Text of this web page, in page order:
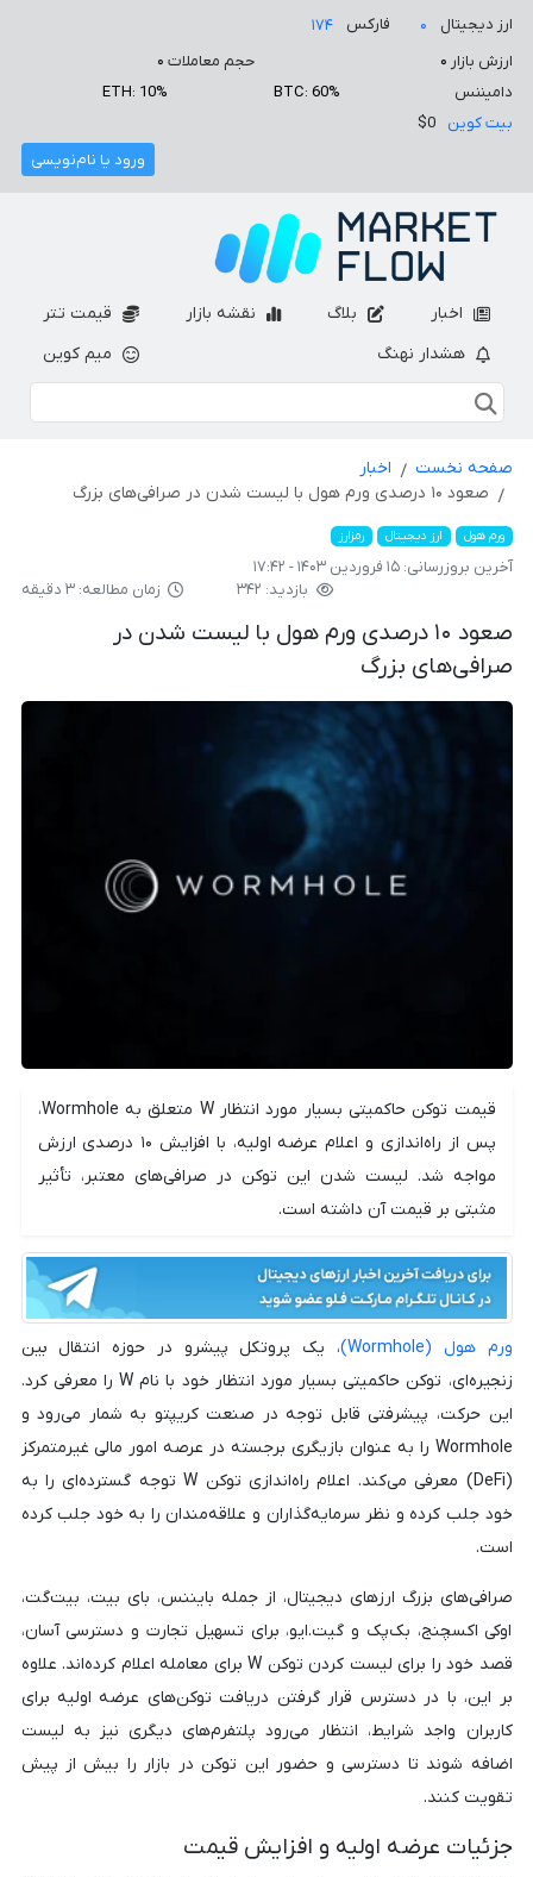
ارز دیجیتال ۰ فارکس
۱۷۴
ارزش بازار ۰ حجم معاملات ۰
دامیننس
BTC: 60%
ETH: 10%
بیت کوین
$0
ورود یا نام‌نویسی
اخبار بلاگ نقشه بازار
قیمت تتر
هشدار نهنگ
میم کوین
صفحه نخست
اخبار
صعود ۱۰ درصدی ورم هول با لیست شدن در صرافی‌های بزرگ
ورم هول ارز دیجیتال رمزارز
آخرین بروزرسانی:۱۵ فروردین ۱۴۰۳ - ۱۷:۴۲
بازدید: ۳۴۲
زمان مطالعه: ۳ دقیقه
صعود ۱۰ درصدی ورم هول با لیست شدن در
صرافی‌های بزرگ
قیمت توکن حاکمیتی بسیار مورد انتظار W متعلق به Wormhole،
پس از راه‌اندازی و اعلام عرضه اولیه، با افزایش ۱۰ درصدی ارزش
مواجه شد. لیست شدن این توکن در صرافی‌های معتبر، تأثیر
مثبتی بر قیمت آن داشته است.
ورم هول (Wormhole)
، یک پروتکل پیشرو در حوزه انتقال بین
زنجیره‌ای، توکن حاکمیتی بسیار مورد انتظار خود با نام W را معرفی کرد.
این حرکت، پیشرفتی قابل توجه در صنعت کریپتو به شمار می‌رود و
Wormhole را به عنوان بازیگری برجسته در عرصه امور مالی غیرمتمرکز
(DeFi) معرفی می‌کند. اعلام راه‌اندازی توکن W توجه گسترده‌ای را به
خود جلب کرده و نظر سرمایه‌گذاران و علاقه‌مندان را به خود جلب کرده
است.
صرافی‌های بزرگ ارزهای دیجیتال، از جمله بایننس، بای بیت، بیت‌گت،
اوکی اکسچنج، بک‌پک و گیت.ایو، برای تسهیل تجارت و دسترسی آسان،
قصد خود را برای لیست کردن توکن W برای معامله اعلام کرده‌اند. علاوه
بر این، با در دسترس قرار گرفتن دریافت توکن‌های عرضه اولیه برای
کاربران واجد شرایط، انتظار می‌رود پلتفرم‌های دیگری نیز به لیست
اضافه شوند تا دسترسی و حضور این توکن در بازار را بیش از پیش
تقویت کنند.
جزئیات عرضه اولیه و افزایش قیمت